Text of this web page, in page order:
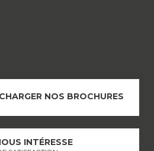
NOS BROCHURES
INTÉRESSE